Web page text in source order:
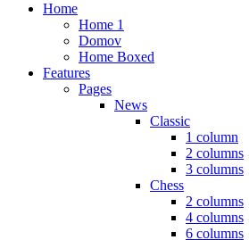
Home
Home 1
Domov
Home Boxed
Features
Pages
News
Classic
1 column
2 columns
3 columns
Chess
2 columns
4 columns
6 columns